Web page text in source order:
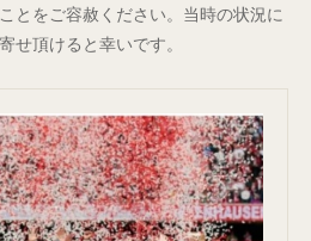
とをご容赦ください。当時の状況に
せ頂けると幸いです。